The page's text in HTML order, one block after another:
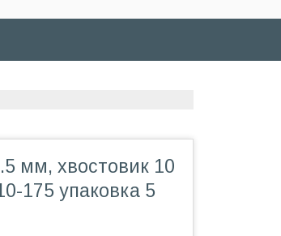
мм, хвостовик 10
175 упаковка 5